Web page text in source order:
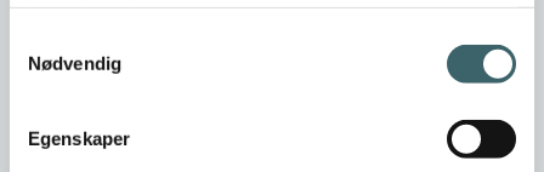
Nødvendig
Egenskaper